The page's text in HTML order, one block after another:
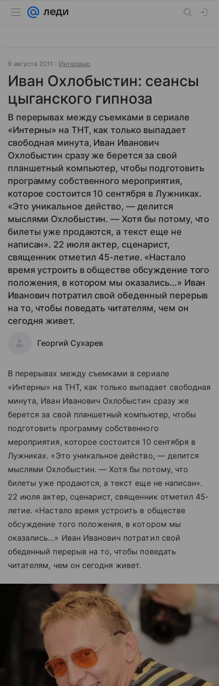
9 августа 2011 Интервью
Иван Охлобыстин: сеансы
цыганского гипноза
В перерывах между съемками в сериале
«Интерны» на ТНТ, как только выпадает
свободная минута, Иван Иванович
Охлобыстин сразу же берется за свой
планшетный компьютер, чтобы подготовить
программу собственного мероприятия,
которое состоится 10 сентября в Лужниках.
«Это уникальное действо, — делится
мыслями Охлобыстин. — Хотя бы потому, что
билеты уже продаются, а текст еще не
написан». 22 июля актер, сценарист,
священник отметил 45-летие. «Настало
время устроить в обществе обсуждение того
положения, в котором мы оказались…» Иван
Иванович потратил свой обеденный перерыв
на то, чтобы поведать читателям, чем он
сегодня живет.
Георгий Сухарев
В перерывах между съемками в сериале
«Интерны» на ТНТ, как только выпадает свободная
минута, Иван Иванович Охлобыстин сразу же
берется за свой планшетный компьютер, чтобы
подготовить программу собственного
мероприятия, которое состоится 10 сентября в
Лужниках. «Это уникальное действо, — делится
мыслями Охлобыстин. — Хотя бы потому, что
билеты уже продаются, а текст еще не написан».
22 июля актер, сценарист, священник отметил 45-
летие. «Настало время устроить в обществе
обсуждение того положения, в котором мы
оказались…» Иван Иванович потратил свой
обеденный перерыв на то, чтобы поведать
читателям, чем он сегодня живет.